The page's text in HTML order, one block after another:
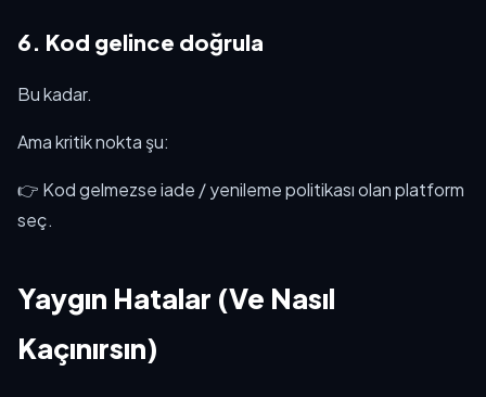
6. Kod gelince doğrula
Bu kadar.
Ama kritik nokta şu:
👉 Kod gelmezse iade / yenileme politikası olan platform
seç.
Yaygın Hatalar (Ve Nasıl
Kaçınırsın)